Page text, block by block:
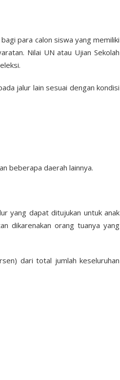
para calon siswa yang memiliki
Nilai UN atau Ujian Sekolah
jalur lain sesuai dengan kondisi
beberapa daerah lainnya.
yang dapat ditujukan untuk anak
dikarenakan orang tuanya yang
dari total jumlah keseluruhan